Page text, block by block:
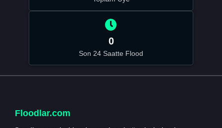
0
Son 24 Saatte Flood
Floodlar.com